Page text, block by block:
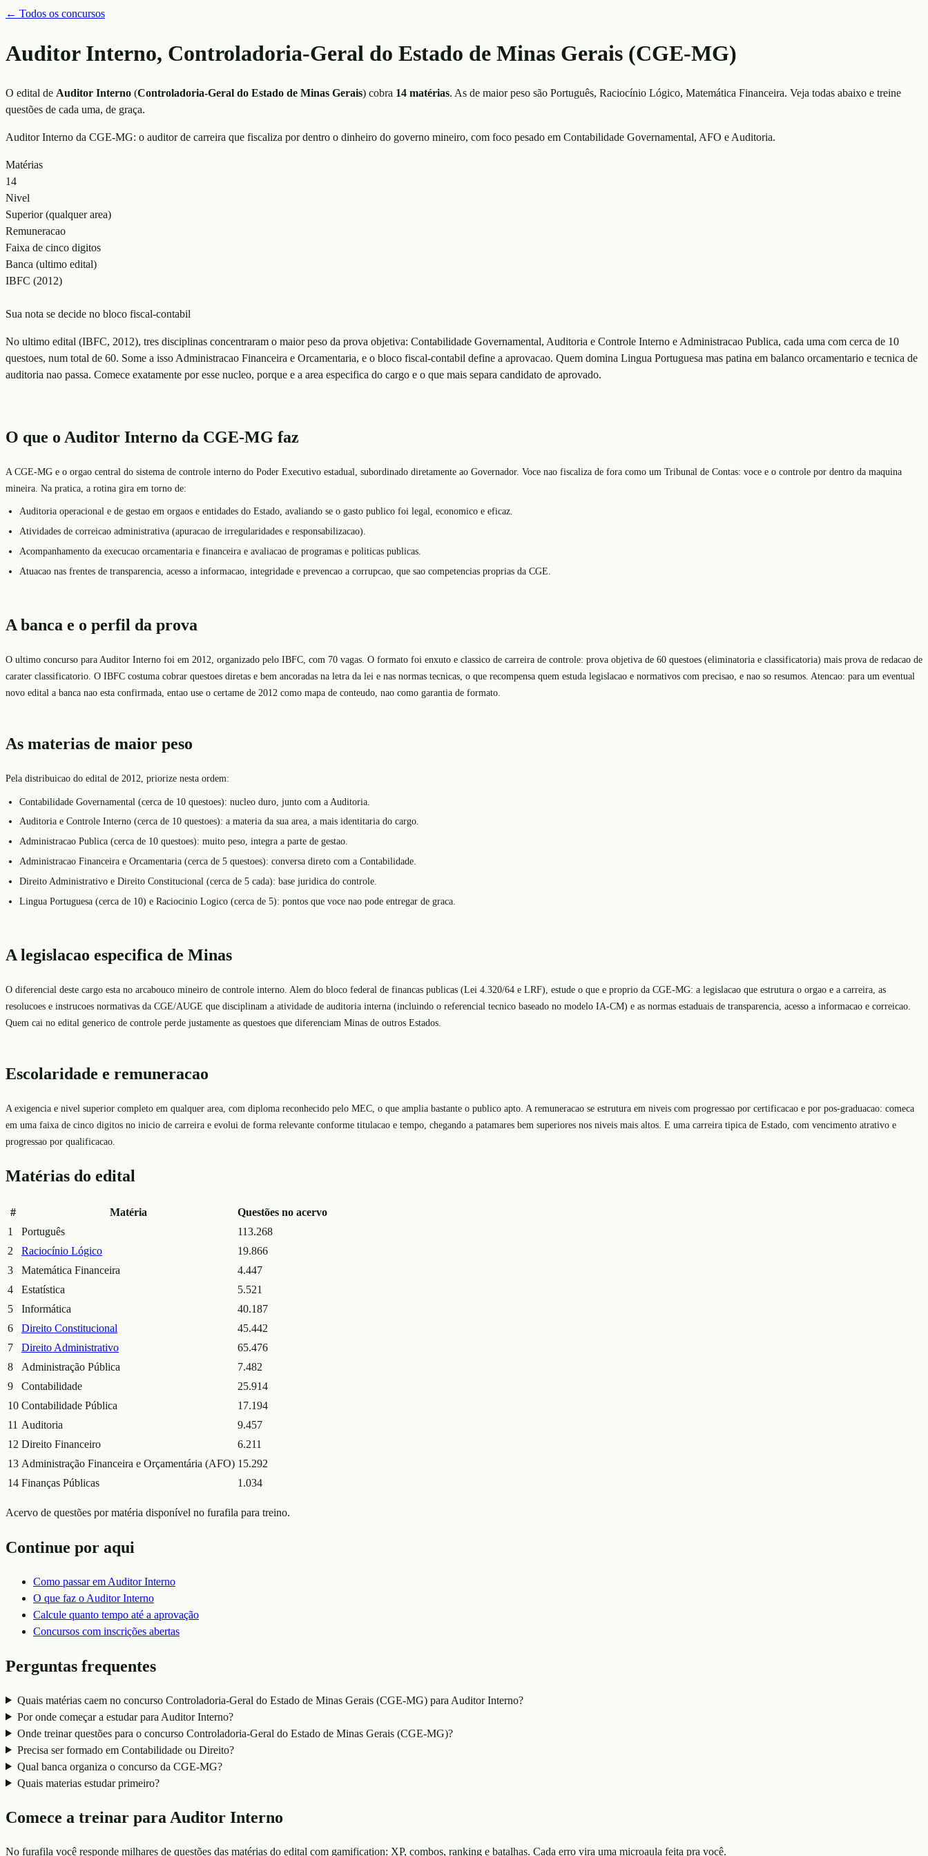
← Todos os concursos
Auditor Interno, Controladoria-Geral do Estado de Minas Gerais (CGE-MG)
O edital de Auditor Interno (Controladoria-Geral do Estado de Minas Gerais) cobra 14 matérias. As de maior peso são Português, Raciocínio Lógico, Matemática Financeira. Veja todas abaixo e treine
questões de cada uma, de graça.
Auditor Interno da CGE-MG: o auditor de carreira que fiscaliza por dentro o dinheiro do governo mineiro, com foco pesado em Contabilidade Governamental, AFO e Auditoria.
Matérias
14
Nivel
Superior (qualquer area)
Remuneracao
Faixa de cinco digitos
Banca (ultimo edital)
IBFC (2012)
Sua nota se decide no bloco fiscal-contabil
No ultimo edital (IBFC, 2012), tres disciplinas concentraram o maior peso da prova objetiva: Contabilidade Governamental, Auditoria e Controle Interno e Administracao Publica, cada uma com cerca de 10
questoes, num total de 60. Some a isso Administracao Financeira e Orcamentaria, e o bloco fiscal-contabil define a aprovacao. Quem domina Lingua Portuguesa mas patina em balanco orcamentario e tecnica de
auditoria nao passa. Comece exatamente por esse nucleo, porque e a area especifica do cargo e o que mais separa candidato de aprovado.
O que o Auditor Interno da CGE-MG faz
A CGE-MG e o orgao central do sistema de controle interno do Poder Executivo estadual, subordinado diretamente ao Governador. Voce nao fiscaliza de fora como um Tribunal de Contas: voce e o controle por dentro da maquina
mineira. Na pratica, a rotina gira em torno de:
Auditoria operacional e de gestao em orgaos e entidades do Estado, avaliando se o gasto publico foi legal, economico e eficaz.
Atividades de correicao administrativa (apuracao de irregularidades e responsabilizacao).
Acompanhamento da execucao orcamentaria e financeira e avaliacao de programas e politicas publicas.
Atuacao nas frentes de transparencia, acesso a informacao, integridade e prevencao a corrupcao, que sao competencias proprias da CGE.
A banca e o perfil da prova
O ultimo concurso para Auditor Interno foi em 2012, organizado pelo IBFC, com 70 vagas. O formato foi enxuto e classico de carreira de controle: prova objetiva de 60 questoes (eliminatoria e classificatoria) mais prova de redacao de
carater classificatorio. O IBFC costuma cobrar questoes diretas e bem ancoradas na letra da lei e nas normas tecnicas, o que recompensa quem estuda legislacao e normativos com precisao, e nao so resumos. Atencao: para um eventual
novo edital a banca nao esta confirmada, entao use o certame de 2012 como mapa de conteudo, nao como garantia de formato.
As materias de maior peso
Pela distribuicao do edital de 2012, priorize nesta ordem:
Contabilidade Governamental (cerca de 10 questoes): nucleo duro, junto com a Auditoria.
Auditoria e Controle Interno (cerca de 10 questoes): a materia da sua area, a mais identitaria do cargo.
Administracao Publica (cerca de 10 questoes): muito peso, integra a parte de gestao.
Administracao Financeira e Orcamentaria (cerca de 5 questoes): conversa direto com a Contabilidade.
Direito Administrativo e Direito Constitucional (cerca de 5 cada): base juridica do controle.
Lingua Portuguesa (cerca de 10) e Raciocinio Logico (cerca de 5): pontos que voce nao pode entregar de graca.
A legislacao especifica de Minas
O diferencial deste cargo esta no arcabouco mineiro de controle interno. Alem do bloco federal de financas publicas (Lei 4.320/64 e LRF), estude o que e proprio da CGE-MG: a legislacao que estrutura o orgao e a carreira, as
resolucoes e instrucoes normativas da CGE/AUGE que disciplinam a atividade de auditoria interna (incluindo o referencial tecnico baseado no modelo IA-CM) e as normas estaduais de transparencia, acesso a informacao e correicao.
Quem cai no edital generico de controle perde justamente as questoes que diferenciam Minas de outros Estados.
Escolaridade e remuneracao
A exigencia e nivel superior completo em qualquer area, com diploma reconhecido pelo MEC, o que amplia bastante o publico apto. A remuneracao se estrutura em niveis com progressao por certificacao e por pos-graduacao: comeca
em uma faixa de cinco digitos no inicio de carreira e evolui de forma relevante conforme titulacao e tempo, chegando a patamares bem superiores nos niveis mais altos. E uma carreira tipica de Estado, com vencimento atrativo e
progressao por qualificacao.
Matérias do edital
# Matéria
Questões no acervo
1
Português
113.268
2
Raciocínio Lógico
19.866
3
Matemática Financeira
4.447
4
Estatística
5.521
5
Informática
40.187
6
Direito Constitucional
45.442
7
Direito Administrativo
65.476
8
Administração Pública
7.482
9
Contabilidade
25.914
10 Contabilidade Pública
17.194
11 Auditoria
9.457
12 Direito Financeiro
6.211
13 Administração Financeira e Orçamentária (AFO) 15.292
14 Finanças Públicas 1.034
Acervo de questões por matéria disponível no furafila para treino.
Continue por aqui
Como passar em Auditor Interno
O que faz o Auditor Interno
Calcule quanto tempo até a aprovação
Concursos com inscrições abertas
Perguntas frequentes
Quais matérias caem no concurso Controladoria-Geral do Estado de Minas Gerais (CGE-MG) para Auditor Interno?
Por onde começar a estudar para Auditor Interno?
Onde treinar questões para o concurso Controladoria-Geral do Estado de Minas Gerais (CGE-MG)?
Precisa ser formado em Contabilidade ou Direito?
Qual banca organiza o concurso da CGE-MG?
Quais materias estudar primeiro?
Comece a treinar paraAuditor Interno
No furafila você responde milhares de questões das matérias do edital com gamification: XP, combos, ranking e batalhas. Cada erro vira uma microaula feita pra você.